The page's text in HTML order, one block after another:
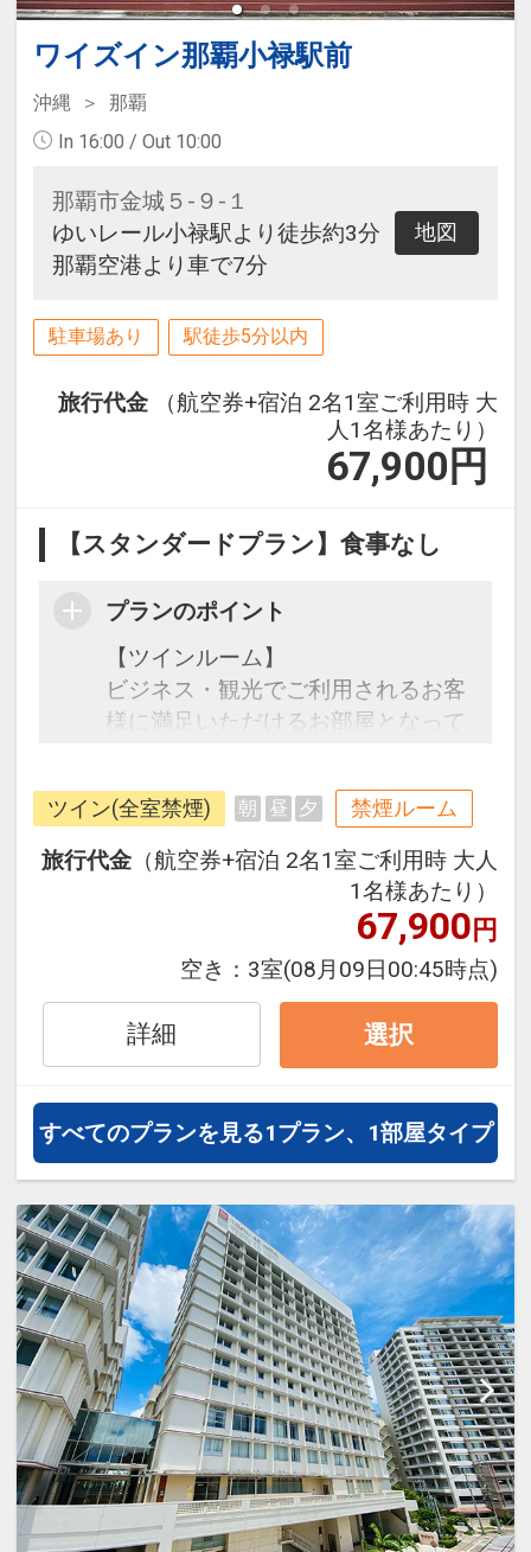
ワイズイン那覇小禄駅前
沖縄
那覇
In 16:00 / Out 10:00
那覇市金城５-９-１
ゆいレール小禄駅より徒歩約3分
那覇空港より車で7分
地図
駐車場あり 駅徒歩5分以内
旅行代金
（航空券+宿泊 2名1室ご利用時 大
人1名様あたり）
67,900 円
【スタンダードプラン】食事なし
プランのポイント
【ツインルーム】
ビジネス・観光でご利用されるお客
様に満足いただけるお部屋となって
スタンダードとなるツインルームプ
ランは、セミダブルベッド2台をゆ
ったり配置できるゆとりある広さを
確保しています。
2020年10月オープン！那覇空港より
モノレールで2駅4分、小禄駅より徒
歩3分。大型商業施設やロードサイ
ド店が間近で、買い物や食事に便利
なロケーション。お客様をお迎えす
るフロント・ロビーには、木目調モ
ザイクタイルを敷き詰め、ほっと、
ひと心地つく空間となっており、ソ
ファやベンチなどのインテリア類に
も木の温もりを感じさせる素材で統
一し、“オキナワ和モダン” をテーマ
に、くつろぎの空間を演出していま
す。
ツイン(全室禁煙) 朝 昼 夕 禁煙ルーム
旅行代金 （航空券+宿泊 2名1室ご利用時 大人
1名様あたり）
67,900円
空き： 3室(08月09日00:45時点)
詳細 選択
すべてのプランを見る1プラン、1部屋タイプ